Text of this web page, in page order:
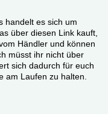
handelt es sich um
über diesen Link kauft,
Händler und können
müsst ihr nicht über
sich dadurch für euch
am Laufen zu halten.